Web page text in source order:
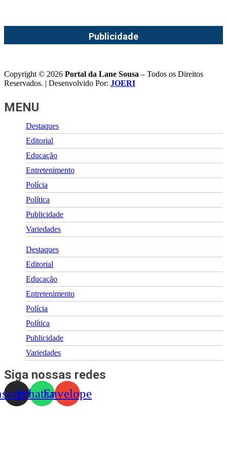
Publicidade
Copyright © 2026 Portal da Lane Sousa – Todos os Direitos
Reservados. | Desenvolvido Por: JOERI
MENU
Destaques
Editorial
Educação
Entretenimento
Polícia
Política
Publicidade
Variedades
Destaques
Editorial
Educação
Entretenimento
Polícia
Política
Publicidade
Variedades
Siga nossas redes
WhatsappEnvelope